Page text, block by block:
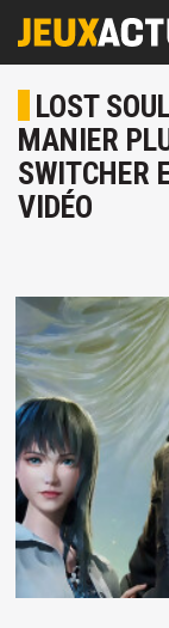
LOST
MANIER
SWITCHER
VIDÉO